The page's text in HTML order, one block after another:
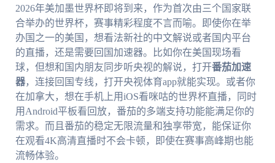
2026年美加墨世界杯即将到来，作为首次由三个国家联
合举办的世界杯，赛事精彩程度不言而喻。即使你在举
办国之一的美国，想看法新社的中文解说或者国内平台
的直播，还是需要回国加速器。比如你在美国现场看
球，但想和国内朋友同步听央视的解说，打开番茄加速
器，连接回国专线，打开央视体育app就能实现。或者你
在加拿大，想在手机上用iOS看咪咕的世界杯直播，同时
用Android平板看回放，番茄的多端支持功能能满足你的
需求。而且番茄的稳定无限流量和独享带宽，能保证你
在观看4K高清直播时不会卡顿，即使在赛事高峰期也能
流畅体验。